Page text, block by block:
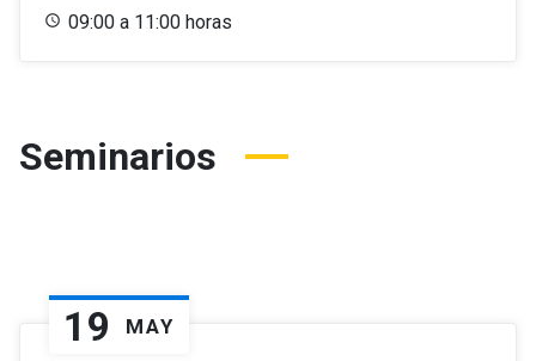
09:00 a 11:00 horas
Seminarios
19 MAY